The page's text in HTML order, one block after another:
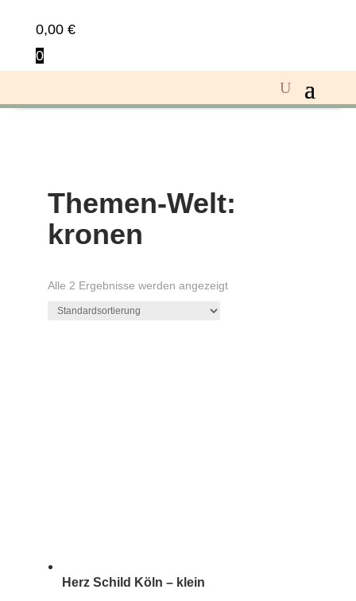
0,00 €
0
Themen-Welt:
kronen
Alle 2 Ergebnisse werden angezeigt
Herz Schild Köln – klein